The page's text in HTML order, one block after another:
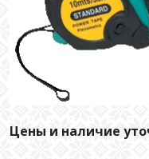
Цены и наличие